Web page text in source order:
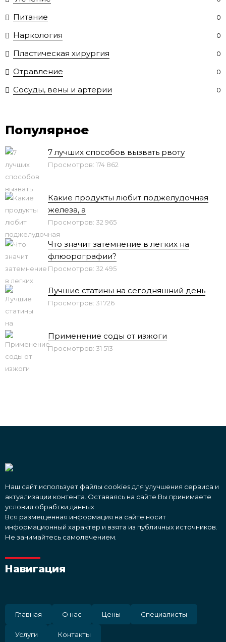
Питание 0
Наркология 0
Пластическая хирургия 0
Отравление 0
Сосуды, вены и артерии 0
Популярное
7 лучших способов вызвать рвоту
Просмотров: 174 862
Какие продукты любит поджелудочная
железа, а
Просмотров: 32 965
Что значит затемнение в легких на
флюорографии?
Просмотров: 32 495
Лучшие статины на сегодняшний день
Просмотров: 31 726
Применение соды от изжоги
Просмотров: 31 513
Наш сайт использует файлы cookies для улучшения сервиса и
актуализации контента. Оставаясь на сайте Вы принимаете
условия обрабтки данных.
Вся размещенная информация на сайте носит
информационный характер и взята из публичных источников.
Не занимайтесь самолечением.
Навигация
Главная О нас Цены Специалисты
Услуги Контакты